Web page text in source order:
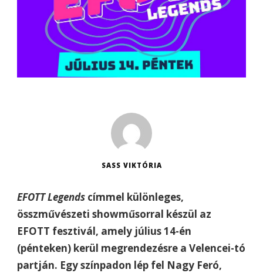
SASS VIKTÓRIA
EFOTT Legends címmel különleges,
összművészeti showműsorral készül az
EFOTT fesztivál, amely július 14-én
(pénteken) kerül megrendezésre a Velencei-tó
partján. Egy színpadon lép fel Nagy Feró,